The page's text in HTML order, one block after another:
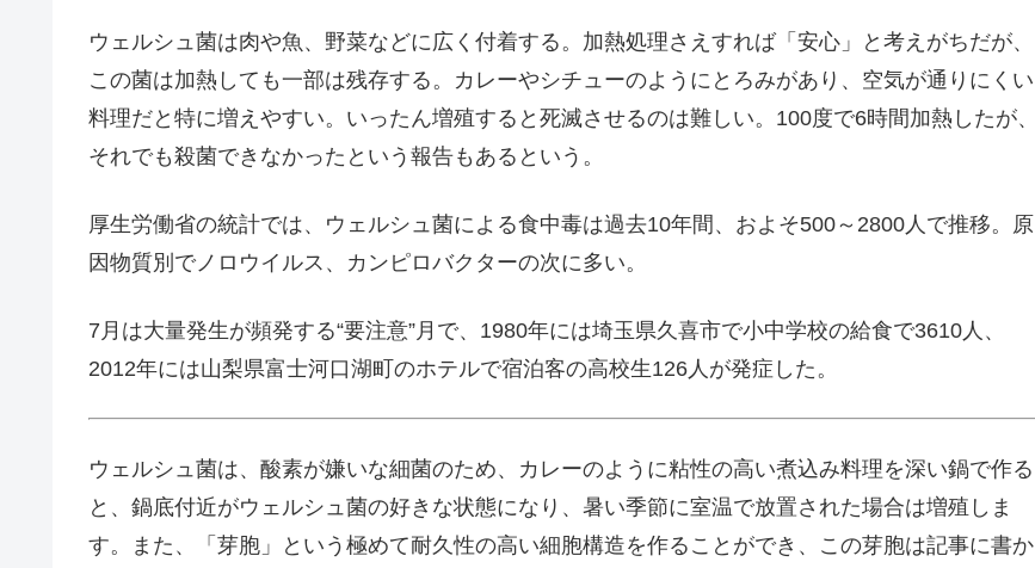
ウェルシュ菌は肉や魚、野菜などに広く付着する。加熱処理さえすれば「安心」と考えがちだが、
この菌は加熱しても一部は残存する。カレーやシチューのようにとろみがあり、空気が通りにくい
料理だと特に増えやすい。いったん増殖すると死滅させるのは難しい。100度で6時間加熱したが、
それでも殺菌できなかったという報告もあるという。
厚生労働省の統計では、ウェルシュ菌による食中毒は過去10年間、およそ500～2800人で推移。原
因物質別でノロウイルス、カンピロバクターの次に多い。
7月は大量発生が頻発する“要注意”月で、1980年には埼玉県久喜市で小中学校の給食で3610人、
2012年には山梨県富士河口湖町のホテルで宿泊客の高校生126人が発症した。
ウェルシュ菌は、酸素が嫌いな細菌のため、カレーのように粘性の高い煮込み料理を深い鍋で作る
と、鍋底付近がウェルシュ菌の好きな状態になり、暑い季節に室温で放置された場合は増殖しま
す。また、「芽胞」という極めて耐久性の高い細胞構造を作ることができ、この芽胞は記事に書か